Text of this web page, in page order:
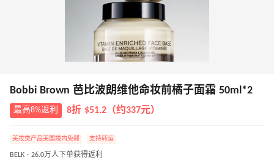
Bobbi Brown 芭比波朗维他命妆前橘子面霜 50ml*2
最高8%返利 8折 $51.2（约337元）
美妆类产品美国境内免邮 支持转运
BELK · 26.0万人下单获得返利